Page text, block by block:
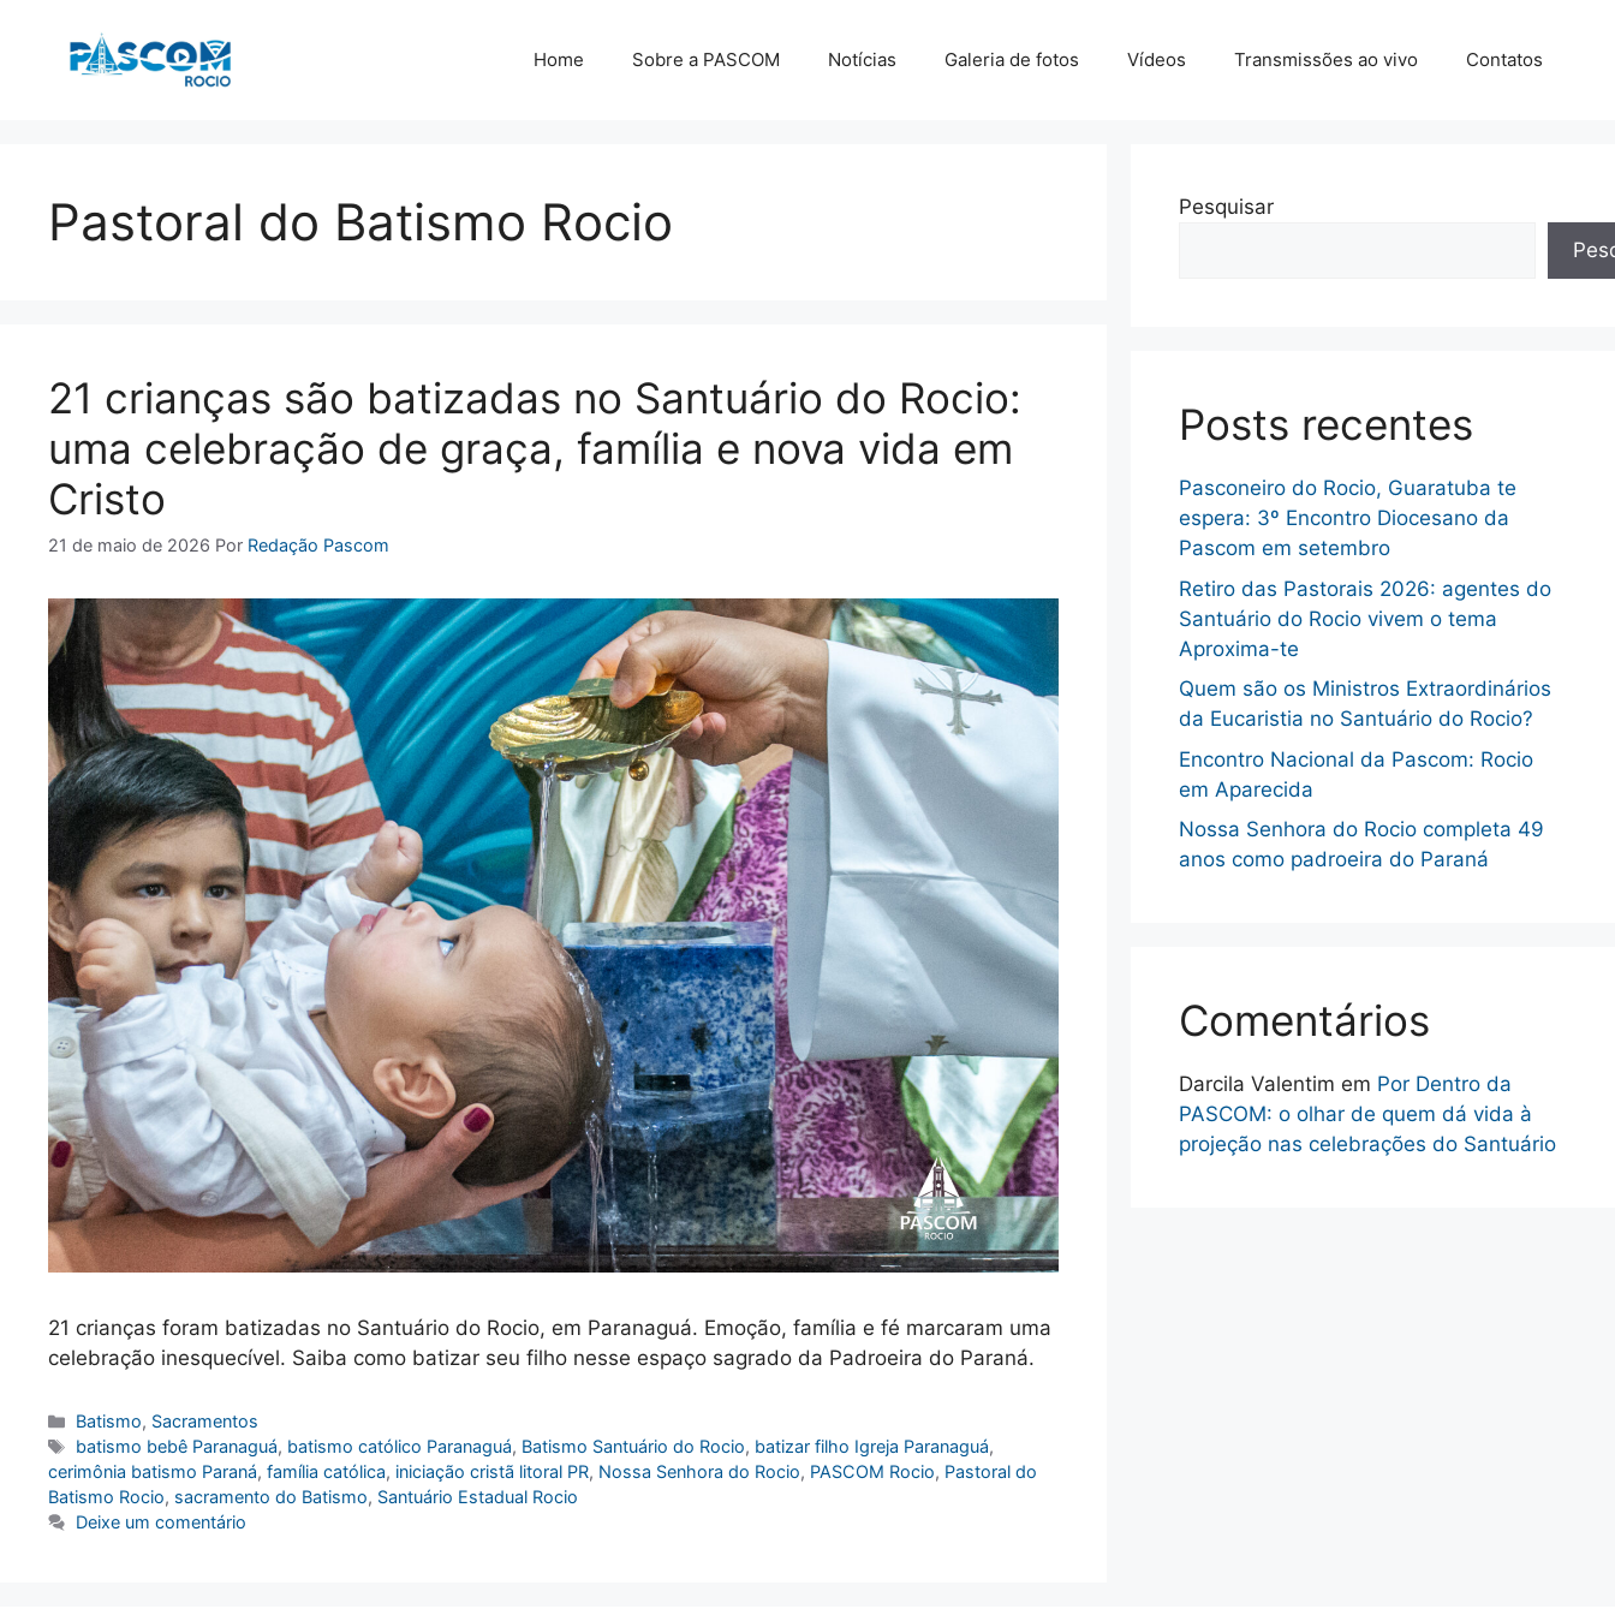
Home Sobre a PASCOM Notícias Galeria de fotos Vídeos Transmissões ao vivo Contatos
Pastoral do Batismo Rocio
21 crianças são batizadas no Santuário do Rocio:
uma celebração de graça, família e nova vida em
Cristo
21 de maio de 2026 Por Redação Pascom
21 crianças foram batizadas no Santuário do Rocio, em Paranaguá. Emoção, família e fé marcaram uma
celebração inesquecível. Saiba como batizar seu filho nesse espaço sagrado da Padroeira do Paraná.
Categorias
Batismo, Sacramentos
Tags
batismo bebê Paranaguá, batismo católico Paranaguá, Batismo Santuário do Rocio, batizar filho Igreja Paranaguá,
cerimônia batismo Paraná, família católica, iniciação cristã litoral PR, Nossa Senhora do Rocio, PASCOM Rocio, Pastoral do
Batismo Rocio, sacramento do Batismo, Santuário Estadual Rocio
Deixe um comentário
Pesquisar
Posts recentes
Pasconeiro do Rocio, Guaratuba te
espera: 3º Encontro Diocesano da
Pascom em setembro
Retiro das Pastorais 2026: agentes do
Santuário do Rocio vivem o tema
Aproxima-te
Quem são os Ministros Extraordinários
da Eucaristia no Santuário do Rocio?
Encontro Nacional da Pascom: Rocio
em Aparecida
Nossa Senhora do Rocio completa 49
anos como padroeira do Paraná
Comentários
Darcila Valentim em Por Dentro da
PASCOM: o olhar de quem dá vida à
projeção nas celebrações do Santuário